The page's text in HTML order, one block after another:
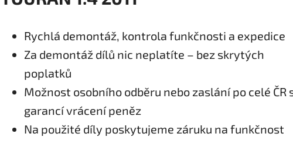
Rychlá demontáž, kontrola funkčnosti a expedice
Za demontáž dílů nic neplatíte – bez skrytých
poplatků
Možnost osobního odběru nebo zaslání po celé ČR
garancí vrácení peněz
Na použité díly poskytujeme záruku na funkčnost